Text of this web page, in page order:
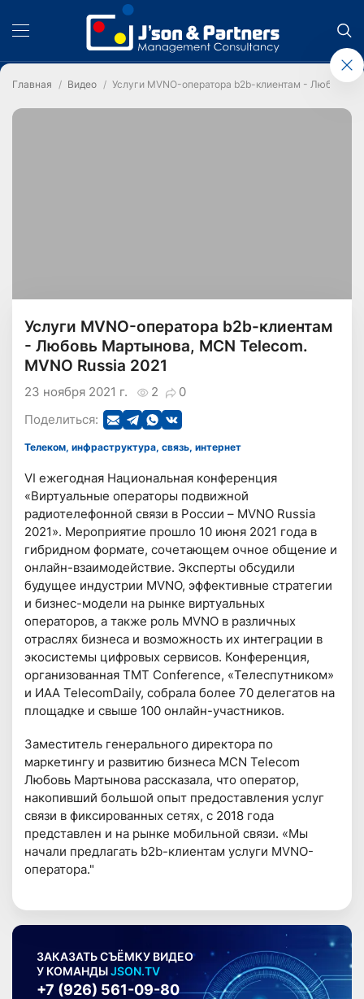
Главная Видео Услуги MVNO-оператора b2b-клиентам - Любовь
Услуги MVNO-оператора b2b-клиентам
- Любовь Мартынова, MCN Telecom.
MVNO Russia 2021
2 0
23 ноября 2021 г.
Поделиться:
Телеком, инфраструктура, связь, интернет
VI ежегодная Национальная конференция
«Виртуальные операторы подвижной
радиотелефонной связи в России – MVNO Russia
2021». Мероприятие прошло 10 июня 2021 года в
гибридном формате, сочетающем очное общение и
онлайн-взаимодействие. Эксперты обсудили
будущее индустрии MVNO, эффективные стратегии
и бизнес-модели на рынке виртуальных
операторов, а также роль MVNO в различных
отраслях бизнеса и возможность их интеграции в
экосистемы цифровых сервисов. Конференция,
организованная ТМТ Conference, «Телеспутником»
и ИАА TelecomDaily, собрала более 70 делегатов на
площадке и свыше 100 онлайн-участников.
Заместитель генерального директора по
маркетингу и развитию бизнеса MCN Telecom
Любовь Мартынова рассказала, что оператор,
накопивший большой опыт предоставления услуг
связи в фиксированных сетях, с 2018 года
представлен и на рынке мобильной связи. «Мы
начали предлагать b2b-клиентам услуги MVNO-
оператора."
ЗАКАЗАТЬ СЪЁМКУ ВИДЕО
У КОМАНДЫJSON.TV
+7 (926) 561-09-80